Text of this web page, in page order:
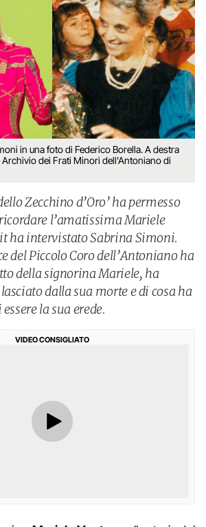
in una foto di Federico Borella. A destra
dei Frati Minori dell'Antoniano di
Zecchino d’Oro’ ha permesso
l’amatissima Mariele
ha intervistato Sabrina Simoni.
del Piccolo Coro dell’Antoniano ha
della signorina Mariele, ha
dalla sua morte e di cosa ha
la sua erede.
VIDEO CONSIGLIATO